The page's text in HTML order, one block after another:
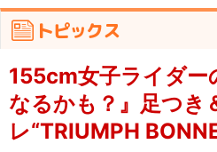
トピックス
155cm女子ライダー
なるかも？』足つき
レ“TRIUMPH